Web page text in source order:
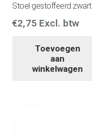
Stoel gestoffeerd zwart
€2,75 Excl. btw
Toevoegen
aan
winkelwagen